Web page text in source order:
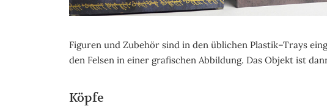
Figuren und Zubehör sind in den üblichen Plastik–Trays
den Felsen in einer grafischen Abbildung. Das Objekt ist
Köpfe